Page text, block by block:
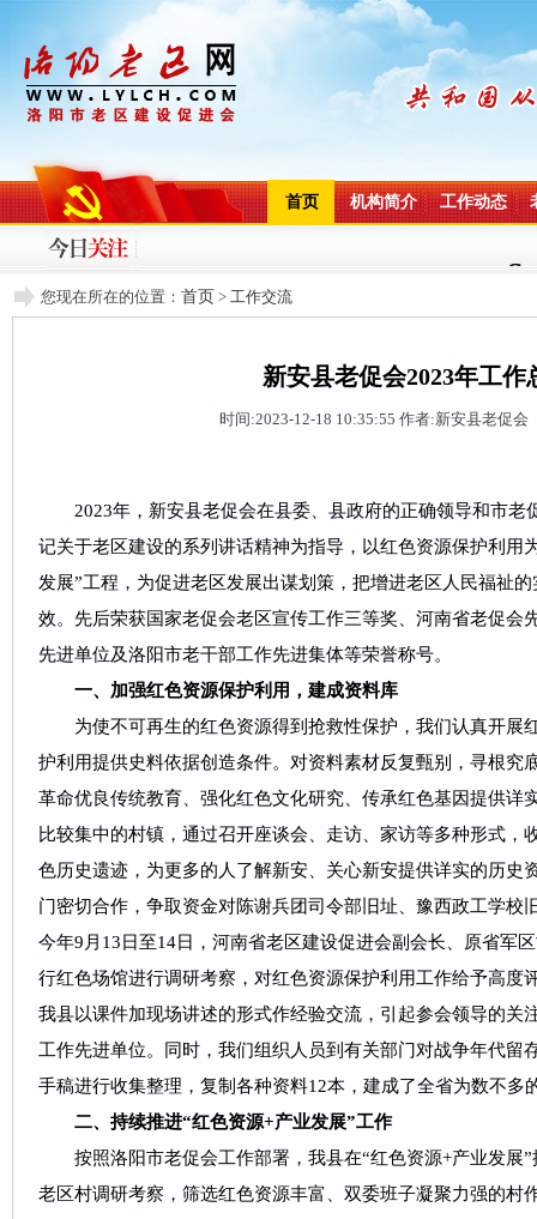
首页 机构简介 工作动态
您现在所在的位置： 首页 > 工作交流
新安县老促会2023年工作
时间:2023-12-18 10:35:55 作者:新安县老促会
2023年，新安县老促会在县委、县政府的正确领导和市老
记关于老区建设的系列讲话精神为指导，以红色资源保护利用
发展”工程，为促进老区发展出谋划策，把增进老区人民福祉
效。先后荣获国家老促会老区宣传工作三等奖、河南省老促会
先进单位及洛阳市老干部工作先进集体等荣誉称号。
一、加强红色资源保护利用，建成资料库
为使不可再生的红色资源得到抢救性保护，我们认真开展
护利用提供史料依据创造条件。对资料素材反复甄别，寻根究
革命优良传统教育、强化红色文化研究、传承红色基因提供详
比较集中的村镇，通过召开座谈会、走访、家访等多种形式，
色历史遗迹，为更多的人了解新安、关心新安提供详实的历史
门密切合作，争取资金对陈谢兵团司令部旧址、豫西政工学校
今年9月13日至14日，河南省老区建设促进会副会长、原省军
行红色场馆进行调研考察，对红色资源保护利用工作给予高度
我县以课件加现场讲述的形式作经验交流，引起参会领导的关
工作先进单位。同时，我们组织人员到有关部门对战争年代留
手稿进行收集整理，复制各种资料12本，建成了全省为数不多
二、持续推进“红色资源+产业发展”工作
按照洛阳市老促会工作部署，我县在“红色资源+产业发展”
老区村调研考察，筛选红色资源丰富、双委班子凝聚力强的村